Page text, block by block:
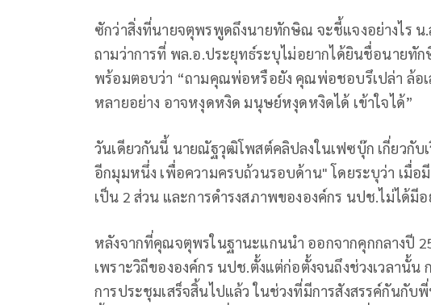
ซักว่าสิ่งที่นายจตุพรพูดถึงนายทักษิณ จะชี้แจงอย่างไร น
ถามว่าการที่ พล.อ.ประยุทธ์ระบุไม่อยากได้ยินชื่อนายทัก
พร้อมตอบว่า “ถามคุณพ่อหรือยัง คุณพ่อชอบรึเปล่า ล้อเ
หลายอย่าง อาจหงุดหงิด มนุษย์หงุดหงิดได้ เข้าใจได้”
วันเดียวกันนี้ นายณัฐวุฒิโพสต์คลิปลงในเฟซบุ๊ก เกี่ยวกับ
อีกมุมหนึ่ง เพื่อความครบถ้วนรอบด้าน" โดยระบุว่า เมื่
เป็น 2 ส่วน และการดำรงสภาพขององค์กร นปช.ไม่ได้มี
หลังจากที่คุณจตุพรในฐานะแกนนำ ออกจากคุกกลางปี
เพราะวิถีขององค์กร นปช.ตั้งแต่ก่อตั้งจนถึงช่วงเวลานั้
การประชุมเสร็จสิ้นไปแล้ว ในช่วงที่มีการสังสรรค์กันกั